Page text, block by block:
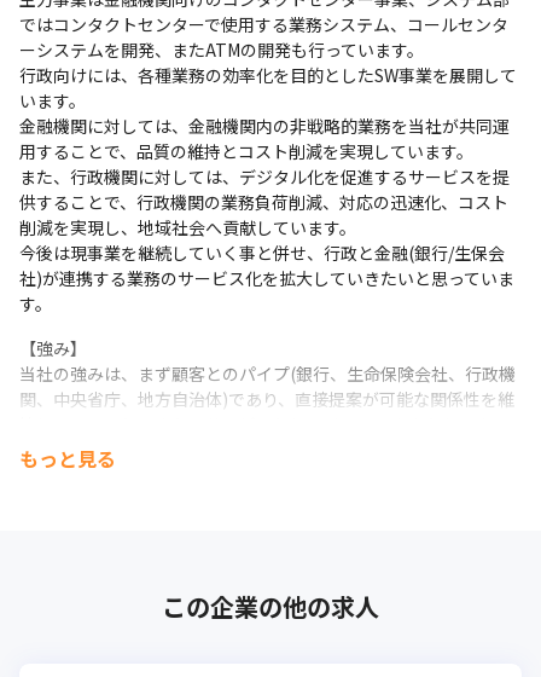
ではコンタクトセンターで使用する業務システム、コールセンタ
ーシステムを開発、またATMの開発も行っています。
行政向けには、各種業務の効率化を目的としたSW事業を展開して
います。
金融機関に対しては、金融機関内の非戦略的業務を当社が共同運
用することで、品質の維持とコスト削減を実現しています。
また、行政機関に対しては、デジタル化を促進するサービスを提
供することで、行政機関の業務負荷削減、対応の迅速化、コスト
削減を実現し、地域社会へ貢献しています。
今後は現事業を継続していく事と併せ、行政と金融(銀行/生保会
社)が連携する業務のサービス化を拡大していきたいと思っていま
す。
【強み】
当社の強みは、まず顧客とのパイプ(銀行、生命保険会社、行政機
関、中央省庁、地方自治体)であり、直接提案が可能な関係性を維
業務、事務業務、システム(開発から24/365運用まで)を組み合わ
せた提案が可能であり、単体で提供する企業ではできないサービ
ATMに特化していた事業から急速に新規領域へサービスが拡大し
もっと見る
この企業の他の求人